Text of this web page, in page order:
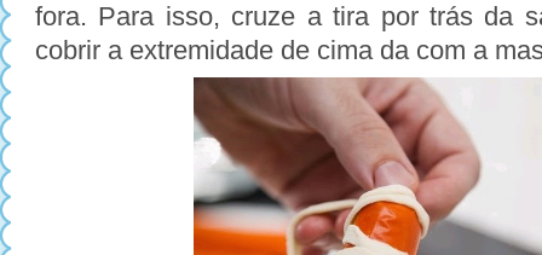
fora. Para isso, cruze a tira por trás da
cobrir a extremidade de cima da com a